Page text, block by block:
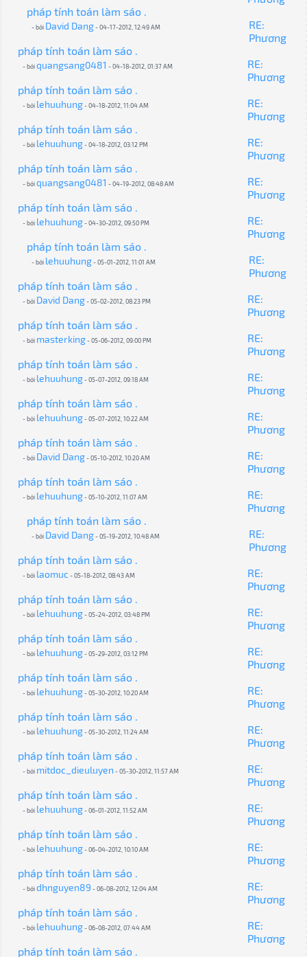
pháp tính toán làm sáo .
- bởi David Dang- 04-17-2012, 12:49 AM
RE:
Phương
pháp tính toán làm sáo .
- bởiquangsang0481 - 04-18-2012, 01:37 AM
RE:
Phương
pháp tính toán làm sáo .
- bởi lehuuhung- 04-18-2012, 11:04 AM
RE:
Phương
pháp tính toán làm sáo .
- bởi lehuuhung- 04-18-2012, 03:12 PM
RE:
Phương
pháp tính toán làm sáo .
- bởiquangsang0481 - 04-19-2012, 08:48 AM
RE:
Phương
pháp tính toán làm sáo .
- bởi lehuuhung- 04-30-2012, 09:50 PM
RE:
Phương
pháp tính toán làm sáo .
- bởi lehuuhung- 05-01-2012, 11:01 AM
RE:
Phương
pháp tính toán làm sáo .
- bởi David Dang- 05-02-2012, 08:23 PM
RE:
Phương
pháp tính toán làm sáo .
- bởi masterking- 05-06-2012, 09:00 PM
RE:
Phương
pháp tính toán làm sáo .
- bởi lehuuhung- 05-07-2012, 09:18 AM
RE:
Phương
pháp tính toán làm sáo .
- bởi lehuuhung- 05-07-2012, 10:22 AM
RE:
Phương
pháp tính toán làm sáo .
- bởi David Dang- 05-10-2012, 10:20 AM
RE:
Phương
pháp tính toán làm sáo .
- bởi lehuuhung- 05-10-2012, 11:07 AM
RE:
Phương
pháp tính toán làm sáo .
- bởi David Dang- 05-19-2012, 10:48 AM
RE:
Phương
pháp tính toán làm sáo .
- bởi laomuc- 05-18-2012, 08:43 AM
RE:
Phương
pháp tính toán làm sáo .
- bởi lehuuhung- 05-24-2012, 03:48 PM
RE:
Phương
pháp tính toán làm sáo .
- bởi lehuuhung- 05-29-2012, 03:12 PM
RE:
Phương
pháp tính toán làm sáo .
- bởi lehuuhung- 05-30-2012, 10:20 AM
RE:
Phương
pháp tính toán làm sáo .
- bởi lehuuhung- 05-30-2012, 11:24 AM
RE:
Phương
pháp tính toán làm sáo .
- bởi mitdoc_dieuluyen - 05-30-2012, 11:57 AM
RE:
Phương
pháp tính toán làm sáo .
- bởi lehuuhung- 06-01-2012, 11:52 AM
RE:
Phương
pháp tính toán làm sáo .
- bởi lehuuhung- 06-04-2012, 10:10 AM
RE:
Phương
pháp tính toán làm sáo .
- bởidhnguyen89 - 06-08-2012, 12:04 AM
RE:
Phương
pháp tính toán làm sáo .
- bởi lehuuhung- 06-08-2012, 07:44 AM
RE:
Phương
pháp tính toán làm sáo .